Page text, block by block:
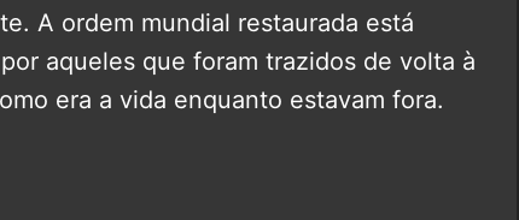
A ordem mundial restaurada está
aqueles que foram trazidos de volta à
era a vida enquanto estavam fora.